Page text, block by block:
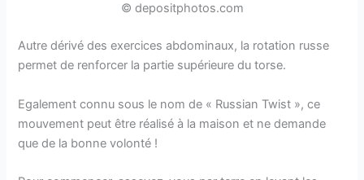
© depositphotos.com
Autre dérivé des exercices abdominaux, la rotation russe
permet de renforcer la partie supérieure du torse.
Egalement connu sous le nom de « Russian Twist », ce
mouvement peut être réalisé à la maison et ne demande
que de la bonne volonté !